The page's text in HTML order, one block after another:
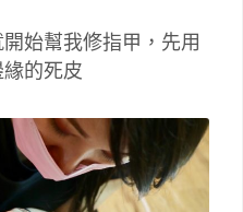
始幫我修指甲，先用
的死皮